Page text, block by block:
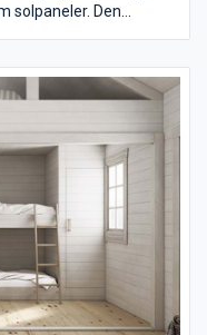
solpaneler. Den
får du en total golvyta